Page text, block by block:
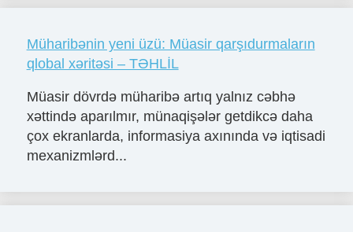
Müharibənin yeni üzü: Müasir qarşıdurmaların
qlobal xəritəsi – TƏHLİL
Müasir dövrdə müharibə artıq yalnız cəbhə
xəttində aparılmır, münaqişələr getdikcə daha
çox ekranlarda, informasiya axınında və iqtisadi
mexanizmlərd...